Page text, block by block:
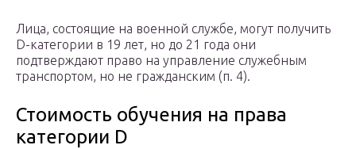
Лица, состоящие на военной службе, могут получить
D-категории в 19 лет, но до 21 года они
подтверждают право на управление служебным
транспортом, но не гражданским (п. 4).
Стоимость обучения на права
категории D